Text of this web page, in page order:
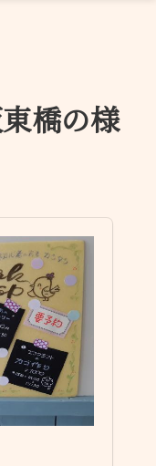
橋の様